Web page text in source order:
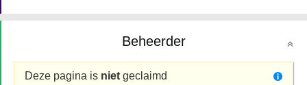
Beheerder
Deze pagina is niet geclaimd